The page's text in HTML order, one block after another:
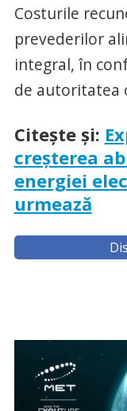
Costurile
prevederilor
integral, în
de autoritatea
Citeşte şi:
creşterea
energiei
urmează